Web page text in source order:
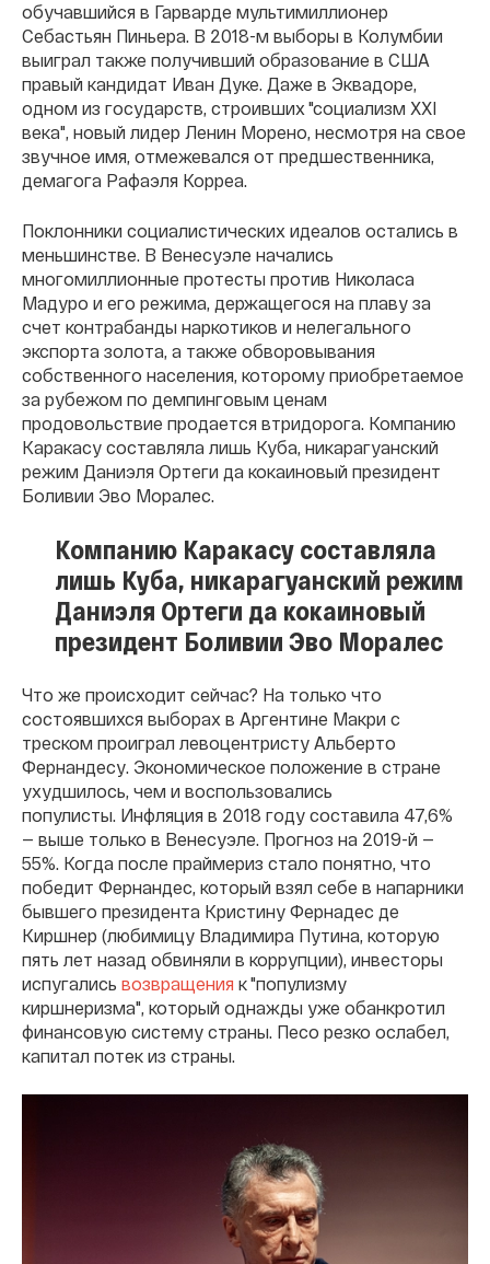
обучавшийся в Гарварде мультимиллионер
Себастьян Пиньера. В 2018-м выборы в Колумбии
выиграл также получивший образование в США
правый кандидат Иван Дуке. Даже в Эквадоре,
одном из государств, строивших "социализм XXI
века", новый лидер Ленин Морено, несмотря на свое
звучное имя, отмежевался от предшественника,
демагога Рафаэля Корреа.
Поклонники социалистических идеалов остались в
меньшинстве. В Венесуэле начались
многомиллионные протесты против Николаса
Мадуро и его режима, держащегося на плаву за
счет контрабанды наркотиков и нелегального
экспорта золота, а также обворовывания
собственного населения, которому приобретаемое
за рубежом по демпинговым ценам
продовольствие продается втридорога. Компанию
Каракасу составляла лишь Куба, никарагуанский
режим Даниэля Ортеги да кокаиновый президент
Боливии Эво Моралес.
Компанию Каракасу составляла
лишь Куба, никарагуанский режим
Даниэля Ортеги да кокаиновый
президент Боливии Эво Моралес
Что же происходит сейчас? На только что
состоявшихся выборах в Аргентине Макри с
треском проиграл левоцентристу Альберто
Фернандесу. Экономическое положение в стране
ухудшилось, чем и воспользовались
популисты. Инфляция в 2018 году составила 47,6%
— выше только в Венесуэле. Прогноз на 2019-й —
55%. Когда после праймериз стало понятно, что
победит Фернандес, который взял себе в напарники
бывшего президента Кристину Фернадес де
Киршнер (любимицу Владимира Путина, которую
пять лет назад обвиняли в коррупции), инвесторы
испугались возвращения к "популизму
киршнеризма", который однажды уже обанкротил
финансовую систему страны. Песо резко ослабел,
капитал потек из страны.